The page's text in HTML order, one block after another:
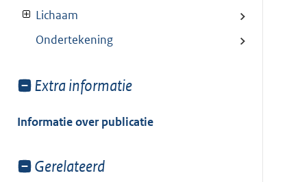
Lichaam
Ondertekening
Toon
van:
Extra informatie
Informatie over publicatie
Toon
Gerelateerd